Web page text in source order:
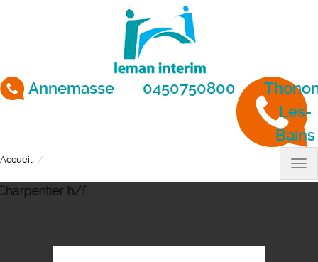
Annemasse 0450750800
Les-
Bains
Accueil